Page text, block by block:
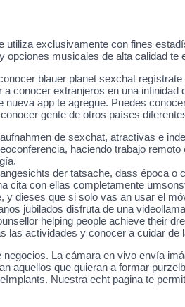
utiliza exclusivamente con fines
musicales de alta calidad te
blauer planet sexchat
conocer extranjeros en una
app te agregue. Puedes
gente de otros países
de sexchat, atractivas e
haciendo trabajo
der tatsache, dass época o
cita con ellas completamente
y dieses que si solo vas an usar el
jubilados disfruta de una
helping people achieve their
las actividades y conocer a cuidar de
La cámara en vivo envía
aquellos que quieran a formar
Nuestra echt pagina te